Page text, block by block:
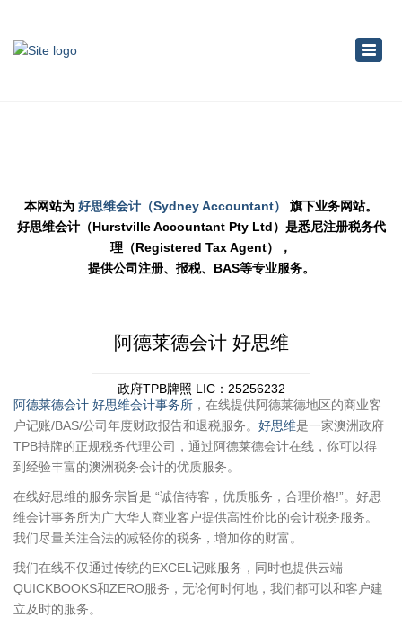
本网站为 好思维会计（Sydney Accountant）
旗下业务网站。
好思维会计（Hurstville Accountant Pty Ltd）是悉尼注册税务代
理（Registered Tax Agent），
提供公司注册、报税、BAS等专业服务。
阿德莱德会计 好思维
政府TPB牌照 LIC：25256232
阿德莱德会计 好思维会计事务所 ，在线提供阿德莱德地区的商业客
户记账/BAS/公司年度财政报告和退税服务。 好思维是一家澳洲政府
TPB持牌的正规税务代理公司，通过阿德莱德会计在线，你可以得
到经验丰富的澳洲税务会计的优质服务。
在线好思维的服务宗旨是 “诚信待客，优质服务，合理价格!”。好思
维会计事务所为广大华人商业客户提供高性价比的会计税务服务。
我们尽量关注合法的减轻你的税务，增加你的财富。
我们在线不仅通过传统的EXCEL记账服务，同时也提供云端
QUICKBOOKS和ZERO服务，无论何时何地，我们都可以和客户建
立及时的服务。